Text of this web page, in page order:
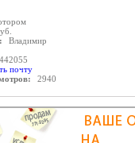
Владимир
почту
2940